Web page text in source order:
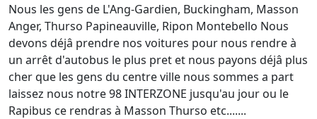
Nous les gens de L'Ang-Gardien, Buckingham, Masson
Anger, Thurso Papineauville, Ripon Montebello Nous
devons déjâ prendre nos voitures pour nous rendre à
un arrêt d'autobus le plus pret et nous payons déjâ plus
cher que les gens du centre ville nous sommes a part
laissez nous notre 98 INTERZONE jusqu'au jour ou le
Rapibus ce rendras à Masson Thurso etc.......